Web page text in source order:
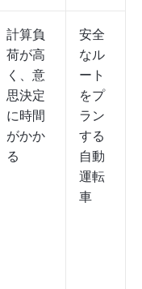
計算負
荷が高
く、意
思決定
に時間
がかか
る
安全
なル
ート
をプ
ラン
する
自動
運転
車